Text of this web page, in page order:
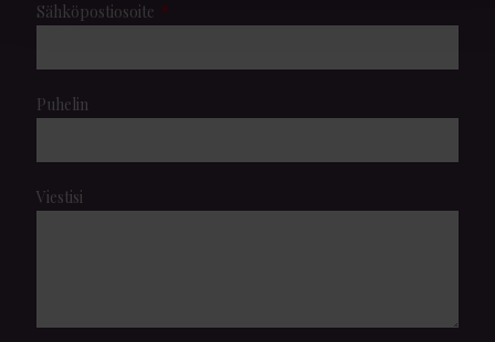
Sähköpostiosoite
Puhelin
Viestisi